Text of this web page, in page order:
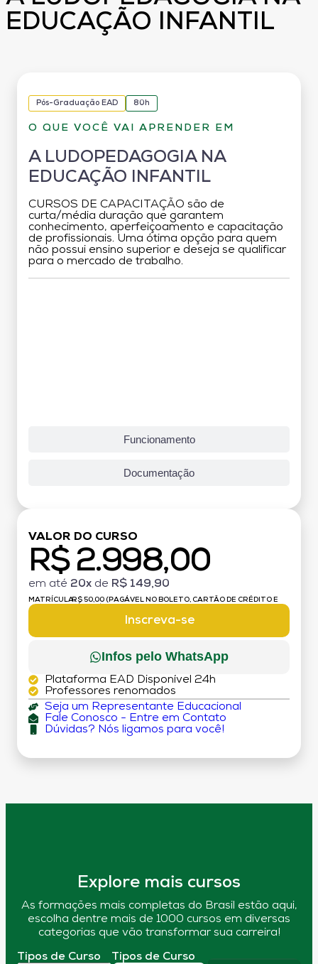
EDUCAÇÃO INFANTIL
Pós-Graduação EAD 80h
O QUE VOCÊ VAI APRENDER EM
A LUDOPEDAGOGIA NA
EDUCAÇÃO INFANTIL
CURSOS DE CAPACITAÇÃO são de
curta/média duração que garantem
conhecimento, aperfeiçoamento e capacitação
de profissionais. Uma ótima opção para quem
não possui ensino superior e deseja se qualificar
para o mercado de trabalho.
Funcionamento
Documentação
VALOR DO CURSO
R$ 2.998,00
em até 20x de R$ 149,90
MATRÍCULA:R$ 50,00 (PAGÁVEL NO BOLETO, CARTÃO DE CRÉDITO E
Inscreva-se
Infos pelo WhatsApp
Plataforma EAD Disponível 24h
Professores renomados
Seja um Representante Educacional
Fale Conosco - Entre em Contato
Dúvidas? Nós ligamos para você!
Explore mais cursos
As formações mais completas do Brasil estão aqui,
escolha dentre mais de 1000 cursos em diversas
categorias que vão transformar sua carreira!
Tipos de Curso Tipos de Curso